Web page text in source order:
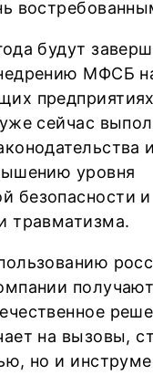
будут
МФСБ
сейчас
уровня
безопасности
травматизма.
на вызовы,
но и